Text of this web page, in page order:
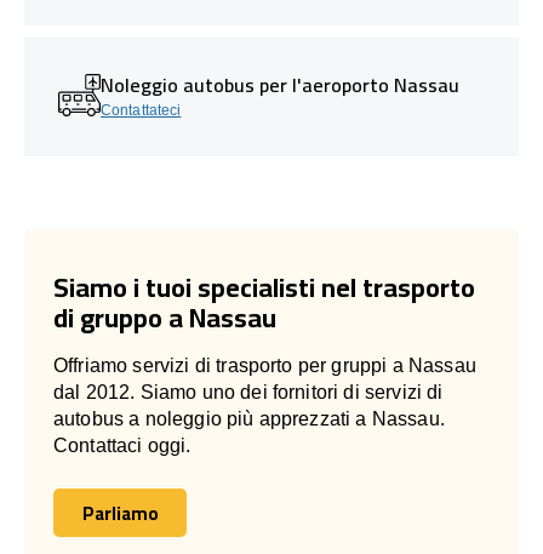
Noleggio autobus per l'aeroporto Nassau
Contattateci
Siamo i tuoi specialisti nel trasporto
di gruppo a Nassau
Offriamo servizi di trasporto per gruppi a Nassau
dal 2012. Siamo uno dei fornitori di servizi di
autobus a noleggio più apprezzati a Nassau.
Contattaci oggi.
Parliamo
Parliamo